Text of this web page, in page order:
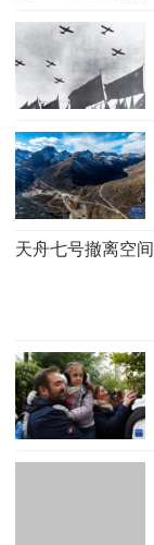
天舟七号撤离空